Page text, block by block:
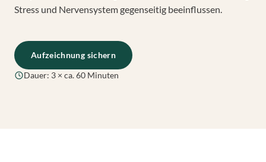
Stress und Nervensystem gegenseitig beeinflussen.
Aufzeichnung sichern
Dauer: 3 × ca. 60 Minuten